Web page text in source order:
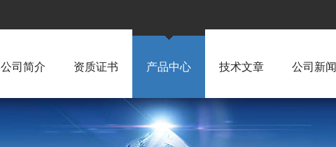
公司简介 资质证书 产品中心 技术文章 公司新闻